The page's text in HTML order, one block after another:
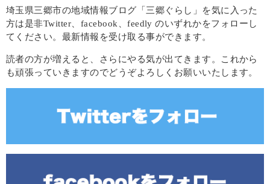
埼玉県三郷市の地域情報ブログ「三郷ぐらし」を気に入った
方は是非Twitter、facebook、feedly のいずれかをフォローし
てください。最新情報を受け取る事ができます。
読者の方が増えると、さらにやる気が出てきます。これから
も頑張っていきますのでどうぞよろしくお願いいたします。